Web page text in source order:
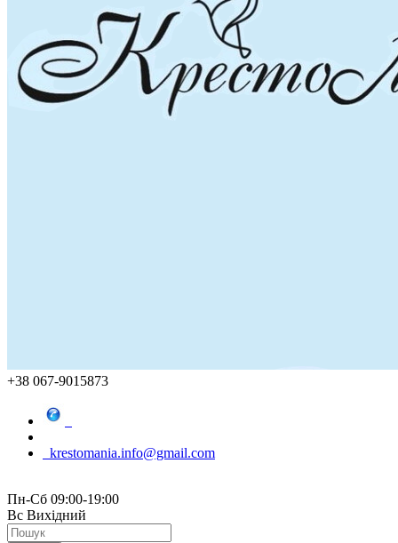
+38 067-9015873
krestomania.info@gmail.com
Пн-Сб 09:00-19:00
Вс Вихідний